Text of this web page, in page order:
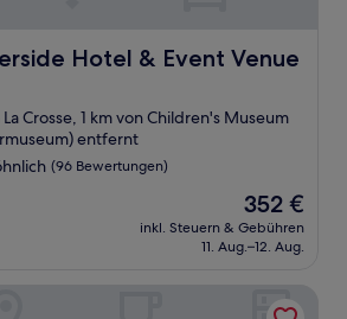
Hotel & Event Venue
Hotel & Event Venue
Crosse, 1 km von Children's Museum
entfernt
(96 Bewertungen)
Der
Preis
beträgt
352 €
inkl. Steuern & Gebühren
11. Aug.–12. Aug.